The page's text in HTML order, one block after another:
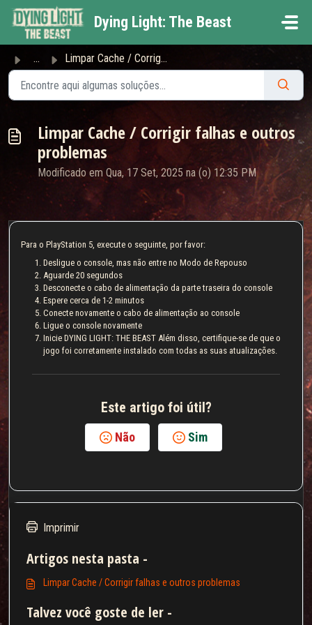
Ir para o conteúdo principal
Dying Light: The Beast
... Limpar Cache / Corrigir falhas e outros problemas
Limpar Cache / Corrigir falhas e outros
problemas
Modificado em Qua, 17 Set, 2025 na (o) 12:35 PM
Para o PlayStation 5, execute o seguinte, por favor:
Desligue o console, mas não entre no Modo de Repouso
Aguarde 20 segundos
Desconecte o cabo de alimentação da parte traseira do console
Espere cerca de 1-2 minutos
Conecte novamente o cabo de alimentação ao console
Ligue o console novamente
Inicie DYING LIGHT: THE BEAST Além disso, certifique-se de que o
jogo foi corretamente instalado com todas as suas atualizações.
Este artigo foi útil?
Não Sim
Imprimir
Artigos nesta pasta -
Limpar Cache / Corrigir falhas e outros problemas
Talvez você goste de ler -